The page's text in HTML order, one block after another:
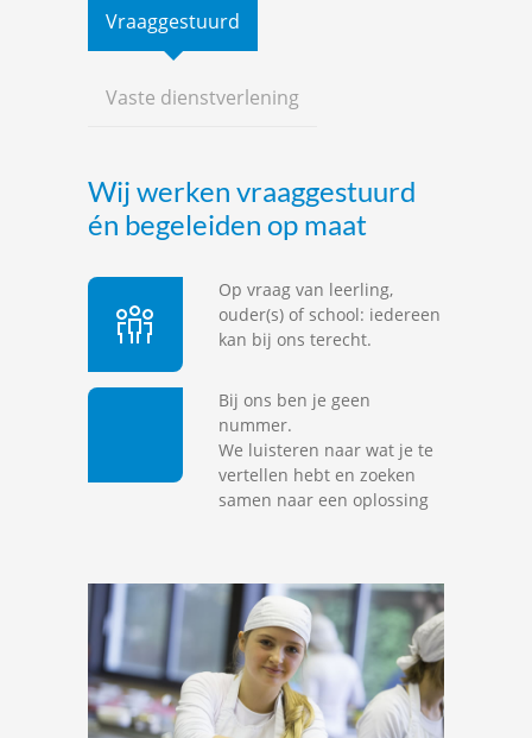
Vraaggestuurd
Vaste dienstverlening
Wij werken vraaggestuurd
én begeleiden op maat
Op vraag van leerling,
ouder(s) of school: iedereen
kan bij ons terecht.
Bij ons ben je geen
nummer.
We luisteren naar wat je te
vertellen hebt en zoeken
samen naar een oplossing